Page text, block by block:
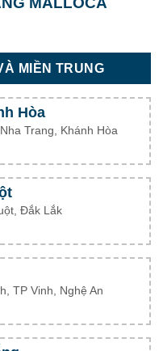
MIỀN TRUNG
Hòa
Trang, Khánh Hòa
Đắk Lắk
TP Vinh, Nghệ An